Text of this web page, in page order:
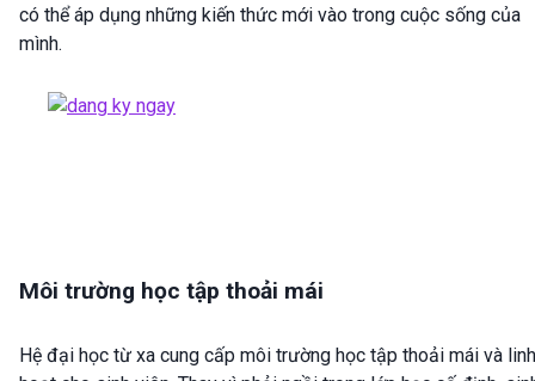
có thể áp dụng những kiến thức mới vào trong cuộc sống của
mình.
Môi trường học tập thoải mái
Hệ đại học từ xa cung cấp môi trường học tập thoải mái và linh